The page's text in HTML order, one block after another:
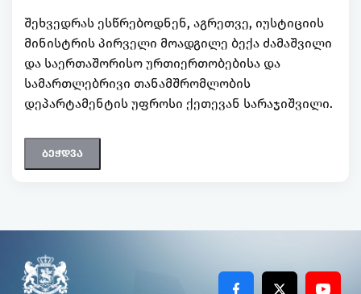
შეხვედრას ესწრებოდნენ, აგრეთვე, იუსტიციის
მინისტრის პირველი მოადგილე ბექა ძამაშვილი
და საერთაშორისო ურთიერთობებისა და
სამართლებრივი თანამშრომლობის
დეპარტამენტის უფროსი ქეთევან სარაჯიშვილი.